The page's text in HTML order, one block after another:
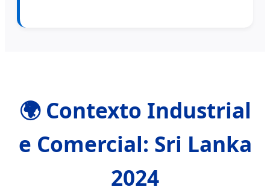
🌍 Contexto Industrial
e Comercial: Sri Lanka
2024